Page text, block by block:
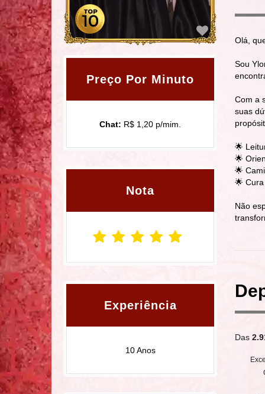
Preço Por Minuto
Chat: R$ 1,20 p/mim.
Nota
Experiência
10 Anos
Olá,
Sou
Com a
suas
🌟
🌟
🌟
🌟
Não
Das